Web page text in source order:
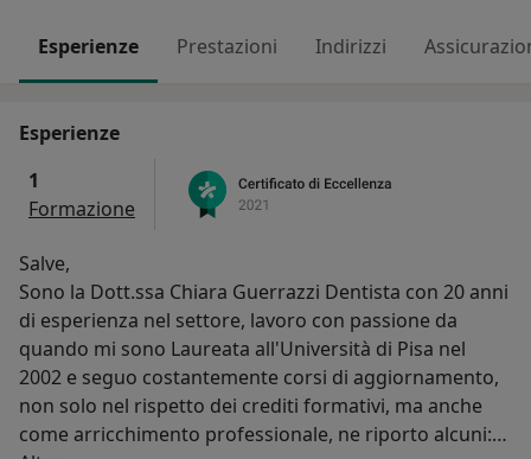
Esperienze Prestazioni Indirizzi
Esperienze
1
Formazione
Salve,
Sono la Dott.ssa Chiara Guerrazzi Dentista con 20 anni
di esperienza nel settore, lavoro con passione da
quando mi sono Laureata all'Università di Pisa nel
2002 e seguo costantemente corsi di aggiornamento,
non solo nel rispetto dei crediti formativi, ma anche
come arricchimento professionale, ne riporto alcuni: